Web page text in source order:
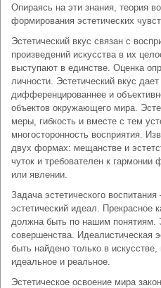
Опираясь на эти знания, теория
формирования эстетических
Эстетический вкус связан с
произведений искусства в их
выступают в единстве. Оценка
личности. Эстетический вкус
дифференцированнее и
объектов окружающего мира.
меры, гибкость и вместе с тем
многосторонность восприятия.
двух формах: мещанстве и
чуток и требователен к
или явлении.
Задача эстетического
эстетический идеал. Прекрасное
должна быть по нашим понятиям.
совершенства. Идеалистическая
быть найдено только в
идеальное и реальное.
Эстетическое освоение мира